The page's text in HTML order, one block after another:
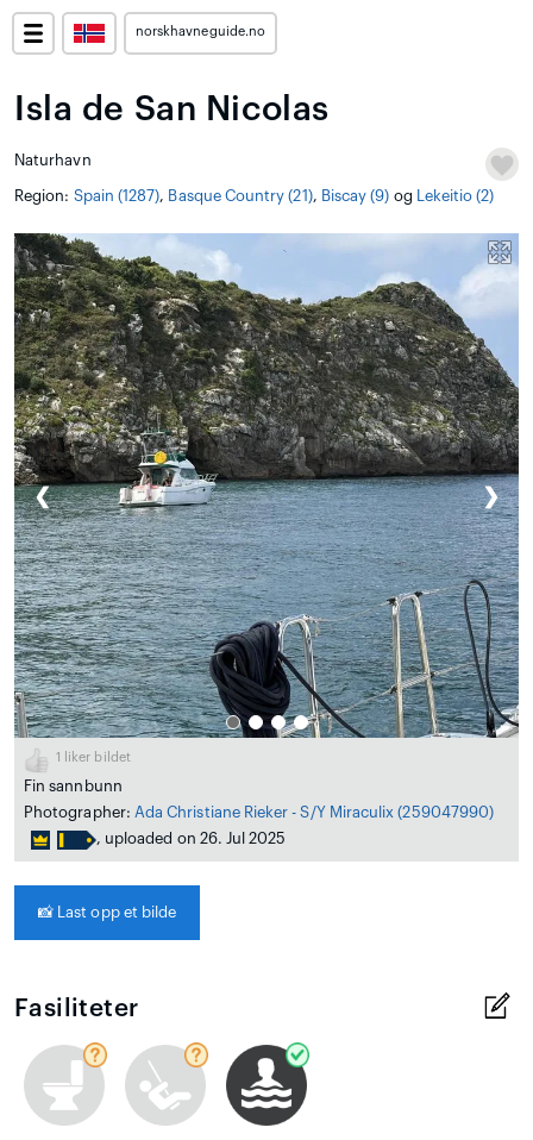
norskhavneguide.no
Isla de San Nicolas
Naturhavn
Region: Spain (1287), Basque Country (21), Biscay (9) og Lekeitio (2)
❮ ❯
1 liker bildet
Fin sannbunn
Photographer: Ada Christiane Rieker - S/Y Miraculix (259047990)
, uploaded on 26. Jul 2025
📸 Last opp et bilde
Fasiliteter